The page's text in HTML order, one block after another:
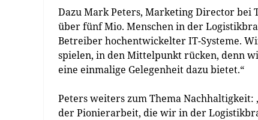
Dazu Mark Peters, Marketing Director bei
über fünf Mio. Menschen in der
Betreiber hochentwickelter IT-Systeme.
spielen, in den Mittelpunkt rücken, denn
eine einmalige Gelegenheit dazu bietet.“
Peters weiters zum Thema
der Pionierarbeit, die wir in der